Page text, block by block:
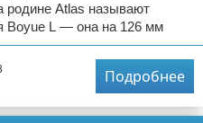
родине Atlas называют
Boyue L — она на 126 мм
Подробнее